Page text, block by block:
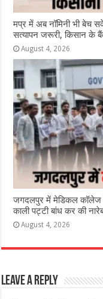
मप्र में अब नॉमिनी भी बेच
सत्यापन जरूरी, किसान के
August 4, 2026
जगदलपुर में मेडिकल कॉलेज
काली पट्टी बांध कर की
August 4, 2026
Leave a Reply